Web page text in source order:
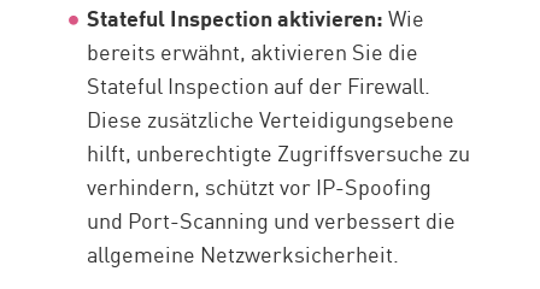
Stateful Inspection aktivieren:Wie
bereits erwähnt, aktivieren Sie die
Stateful Inspection auf der Firewall.
Diese zusätzliche Verteidigungsebene
hilft, unberechtigte Zugriffsversuche zu
verhindern, schützt vor IP-Spoofing
und Port-Scanning und verbessert die
allgemeine Netzwerksicherheit.